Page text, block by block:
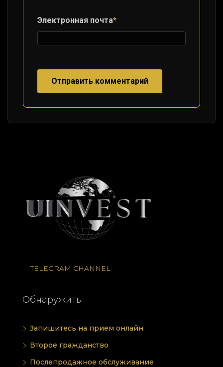
Электронная почта*
TELEGRAM CHANNEL
Обнаружить
Запишитесь на прием онлайн
Второе гражданство
Послепродажное обслуживание